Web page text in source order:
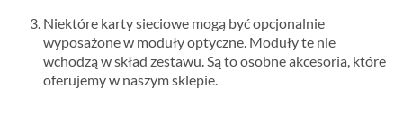
Niektóre karty sieciowe mogą być opcjonalnie
wyposażone w moduły optyczne. Moduły te nie
wchodzą w skład zestawu. Są to osobne akcesoria, które
oferujemy w naszym sklepie.